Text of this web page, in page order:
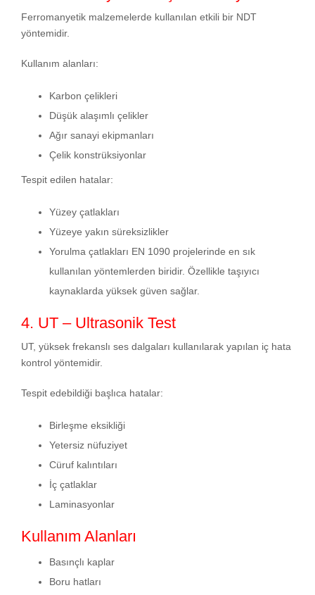
Ferromanyetik malzemelerde kullanılan etkili bir NDT
yöntemidir.
Kullanım alanları:
Karbon çelikleri
Düşük alaşımlı çelikler
Ağır sanayi ekipmanları
Çelik konstrüksiyonlar
Tespit edilen hatalar:
Yüzey çatlakları
Yüzeye yakın süreksizlikler
Yorulma çatlakları EN 1090 projelerinde en sık
kullanılan yöntemlerden biridir. Özellikle taşıyıcı
kaynaklarda yüksek güven sağlar.
4. UT – Ultrasonik Test
UT, yüksek frekanslı ses dalgaları kullanılarak yapılan iç hata
kontrol yöntemidir.
Tespit edebildiği başlıca hatalar:
Birleşme eksikliği
Yetersiz nüfuziyet
Cüruf kalıntıları
İç çatlaklar
Laminasyonlar
Kullanım Alanları
Basınçlı kaplar
Boru hatları